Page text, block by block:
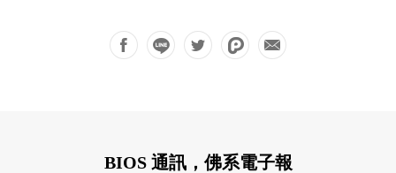
BIOS 通訊，佛系電子報